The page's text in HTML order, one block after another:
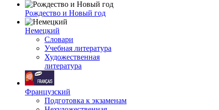
Рождество и Новый год
Немецкий
Словари
Учебная литература
Художественная
литература
Французский
Подготовка к экзаменам